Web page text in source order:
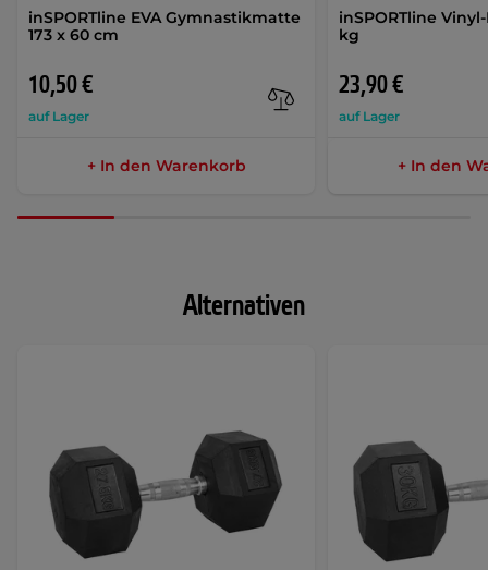
inSPORTline EVA Gymnastikmatte
173 x 60 cm
10,50 €
auf Lager
+ In den Warenkorb
inSPORTline
kg
23,90 €
auf Lager
+ In den
Alternativen